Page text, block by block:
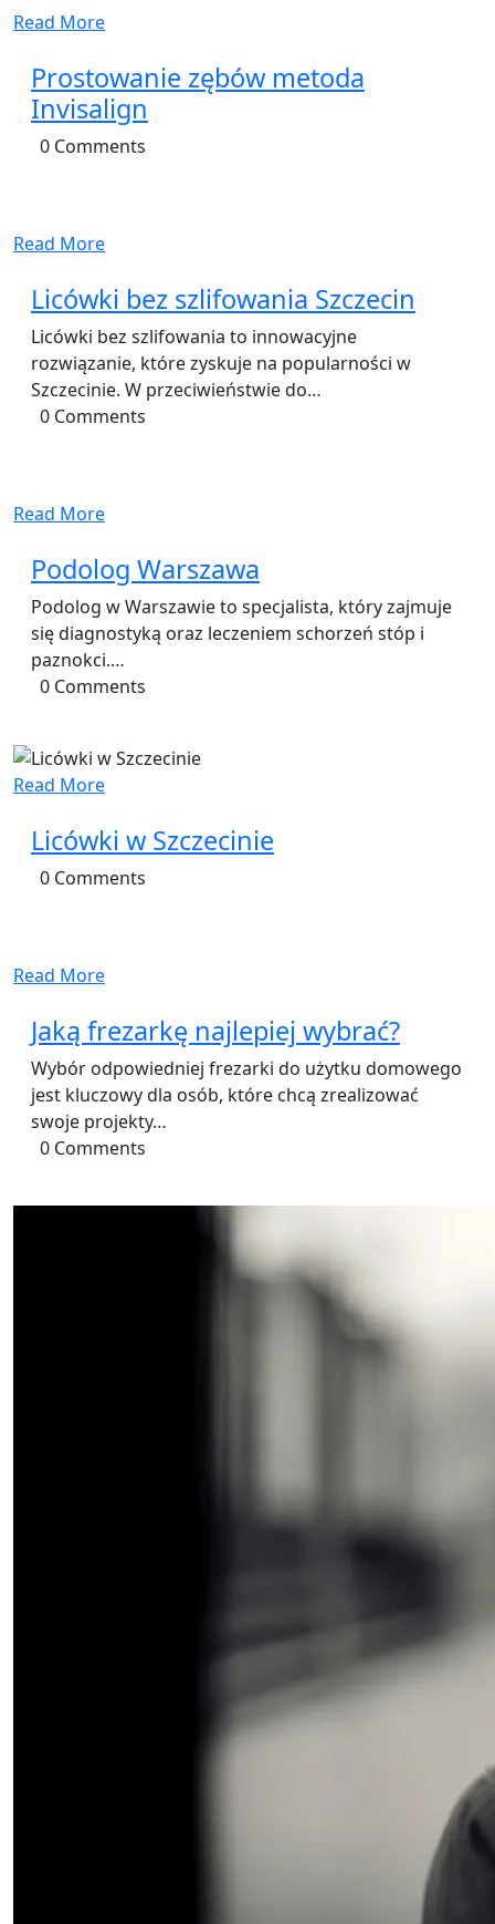
Read More
Prostowanie zębów metoda
Invisalign
0 Comments
Read More
Licówki bez szlifowania Szczecin
Licówki bez szlifowania to innowacyjne
rozwiązanie, które zyskuje na popularności w
Szczecinie. W przeciwieństwie do…
0 Comments
Read More
Podolog Warszawa
Podolog w Warszawie to specjalista, który zajmuje
się diagnostyką oraz leczeniem schorzeń stóp i
paznokci.…
0 Comments
Read More
Licówki w Szczecinie
0 Comments
Read More
Jaką frezarkę najlepiej wybrać?
Wybór odpowiedniej frezarki do użytku domowego
jest kluczowy dla osób, które chcą zrealizować
swoje projekty…
0 Comments